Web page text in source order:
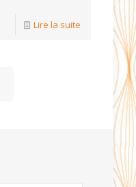
Lire la suite